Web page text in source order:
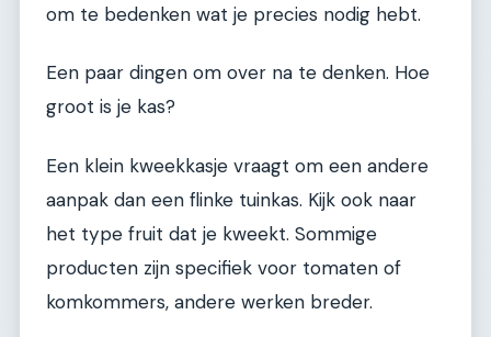
om te bedenken wat je precies nodig hebt.
Een paar dingen om over na te denken. Hoe
groot is je kas?
Een klein kweekkasje vraagt om een andere
aanpak dan een flinke tuinkas. Kijk ook naar
het type fruit dat je kweekt. Sommige
producten zijn specifiek voor tomaten of
komkommers, andere werken breder.